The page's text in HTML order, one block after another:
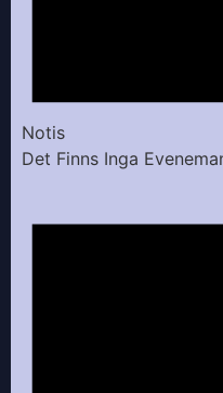
Notis
Det Finns Inga